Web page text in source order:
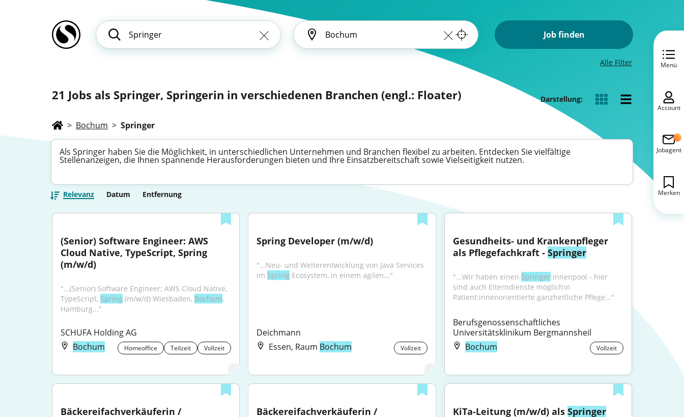
Job finden
Alle Filter
21 Jobs als Springer, Springerin in verschiedenen Branchen (engl.: Floater) Darstellung:
> Bochum > Springer
Als Springer haben Sie die Möglichkeit, in unterschiedlichen Unternehmen und Branchen flexibel zu arbeiten. Entdecken Sie vielfältige
Stellenanzeigen, die Ihnen spannende Herausforderungen bieten und Ihre Einsatzbereitschaft sowie Vielseitigkeit nutzen.
Relevanz Datum Entfernung
(Senior) Software Engineer: AWS
Cloud Native, TypeScript, Spring
(m/w/d)
"...(Senior) Software Engineer: AWS Cloud Native,
TypeScript, Spring (m/w/d) Wiesbaden, Bochum,
Hamburg..."
SCHUFA Holding AG
Bochum
Homeoffice Teilzeit Vollzeit
Spring Developer (m/w/d)
"...Neu- und Weiterentwicklung von Java Services
im Spring Ecosystem, in einem agilen..."
Deichmann
Essen, Raum Bochum Vollzeit
Gesundheits- und Krankenpfleger
als Pflegefachkraft - Springer
"...Wir haben einen Springer:innenpool - hier
sind auch Elterndienste möglich\n
Patient:innenorientierte ganzheitliche Pflege..."
Berufsgenossenschaftliches
Universitätsklinikum Bergmannsheil
Bochum
Vollzeit
Bäckereifachverkäuferin /
Bäckereifachverkäuferin /
KiTa-Leitung (m/w/d) als Springer
Menü
Account
Jobagent
Merken